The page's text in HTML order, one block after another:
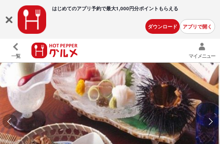
はじめてのアプリ予約で最大1,000円分ポイントもらえる
ダウンロード アプリで開く
一覧 マイメニュー